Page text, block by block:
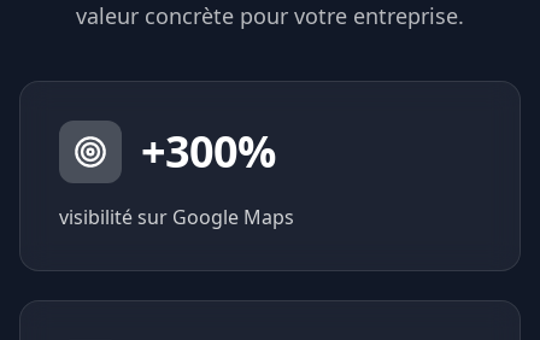
valeur concrète pour votre entreprise.
+300%
visibilité sur Google Maps